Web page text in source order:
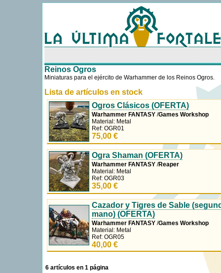
Reinos Ogros
Miniaturas para el ejército de Warhammer de los Reinos Ogros.
Lista de artículos en stock
Ogros Clásicos (OFERTA)
Warhammer FANTASY /Games Workshop
Material: Metal
Ref: OGR01
75,00 €
Ogra Shaman (OFERTA)
Warhammer FANTASY /Reaper
Material: Metal
Ref: OGR03
35,00 €
Cazador y Tigres de Sable
mano) (OFERTA)
Warhammer FANTASY /Games Workshop
Material: Metal
Ref: OGR05
40,00 €
6 artículos en 1 página